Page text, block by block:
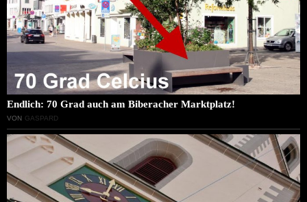
Endlich: 70 Grad auch am Biberacher Marktplatz!
VON GASPARD